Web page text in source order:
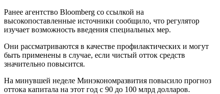
Ранее агентство Bloomberg со ссылкой на
высокопоставленные источники сообщило, что регулятор
изучает возможность введения специальных мер.
Они рассматриваются в качестве профилактических и могут
быть применены в случае, если чистый отток средств
значительно повысится.
На минувшей неделе Минэкономразвития повысило прогноз
оттока капитала на этот год с 90 до 100 млрд долларов.